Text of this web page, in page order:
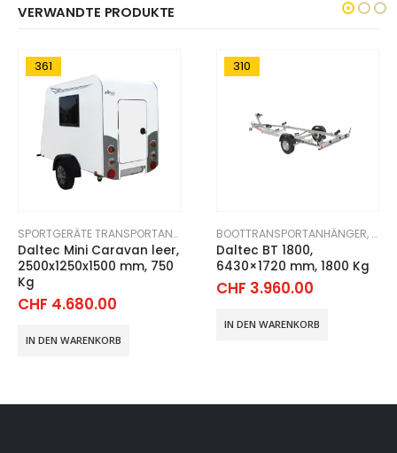
VERWANDTE PRODUKTE
,SPORTGERÄTE TRANSPORTANHÄNGER
361
SPORTGERÄTE TRANSPORTANHÄNGER ,WOHNWAGEN,WOHNWAGEN
Daltec Mini Caravan leer,
2500x1250x1500 mm, 750
Kg
CHF 4.680.00
IN DEN WARENKORB
310
BOOTTRANSPORTANHÄNGER,
Daltec BT 1800,
6430×1720 mm, 1800 Kg
CHF 3.960.00
IN DEN WARENKORB